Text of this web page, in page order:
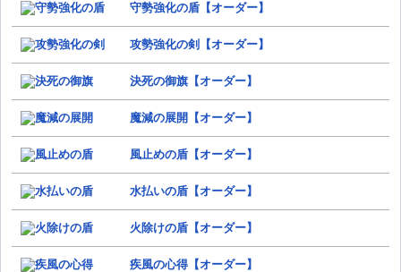
守勢強化の盾【オーダー】
攻勢強化の剣【オーダー】
決死の御旗【オーダー】
魔減の展開【オーダー】
風止めの盾【オーダー】
水払いの盾【オーダー】
火除けの盾【オーダー】
疾風の心得【オーダー】